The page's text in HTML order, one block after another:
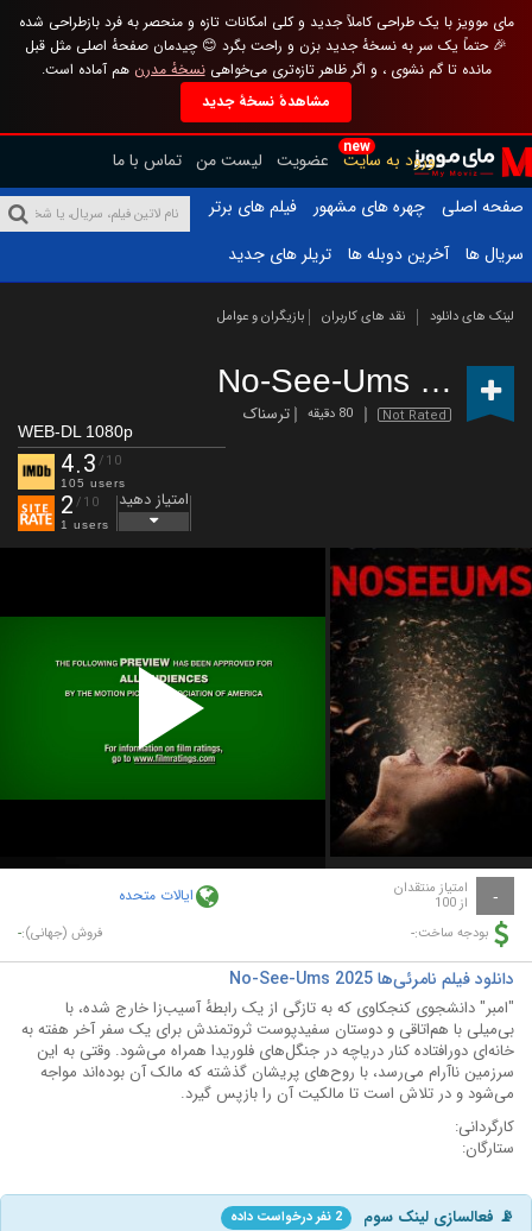
مای موویز با یک طراحی کاملاً جدید و کلی امکانات تازه و منحصر به فرد بازطراحی شده
🎉 حتماً یک سر به نسخهٔ جدید بزن و راحت بگرد 😊 چیدمان صفحهٔ اصلی مثل قبل
مانده تا گم نشوی ، و اگر ظاهر تازه‌تری می‌خواهینسخهٔ مدرن هم آماده است.
مشاهدهٔ نسخهٔ جدید
new
ورود به سایت عضویت لیست من تماس با ما
صفحه اصلی
چهره های مشهور
فیلم های برتر
سریال ها
آخرین دوبله ها تریلر های جدید
لینک های دانلود نقد های کاربران بازیگران و عوامل
No-See-Ums
(2025)
Not Rated 80 دقیقه ترسناک
WEB-DL 1080p
4.3 /10
105 users
2 /10
1 users
امتیاز دهید
Play
Video
- امتیاز منتقدان
از 100 ایالات متحده
بودجه ساخت:- فروش (جهانی):-
دانلود فیلم نامرئی‌ها No-See-Ums 2025
"امبر" دانشجوی کنجکاوی که به تازگی از یک رابطهٔ آسیب‌زا خارج شده، با
بی‌میلی با هم‌اتاقی و دوستان سفیدپوست ثروتمندش برای یک سفر آخر هفته به
خانه‌ای دورافتاده کنار دریاچه در جنگل‌های فلوریدا همراه می‌شود. وقتی به این
سرزمین ناآرام می‌رسد، با روح‌های پریشان گذشته که مالک آن بوده‌اند مواجه
می‌شود و در تلاش است تا مالکیت آن را بازپس گیرد.
کارگردانی:
ستارگان:
📡 فعالسازی لینک سوم 2 نفر درخواست داده